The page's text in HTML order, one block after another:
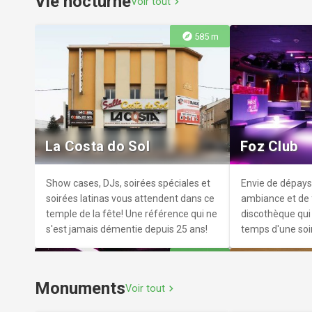
Médiathèque Raymond
Queneau
Venez découvrir la médiathèque
Raymond Queneau
Gilles
La
est installée au
Château du
Seine.
explore 585 m
La Costa do Sol
Show cases, DJs, soirées spéciales et
soirées latinas vous attendent dans ce
temple de la fête! Une référence qui ne
s'est jamais démentie depuis 25 ans!
Foz Club
Envie de
ambiance et de
discothèque
temps d'une
MonumentsVoir tout chevron_right